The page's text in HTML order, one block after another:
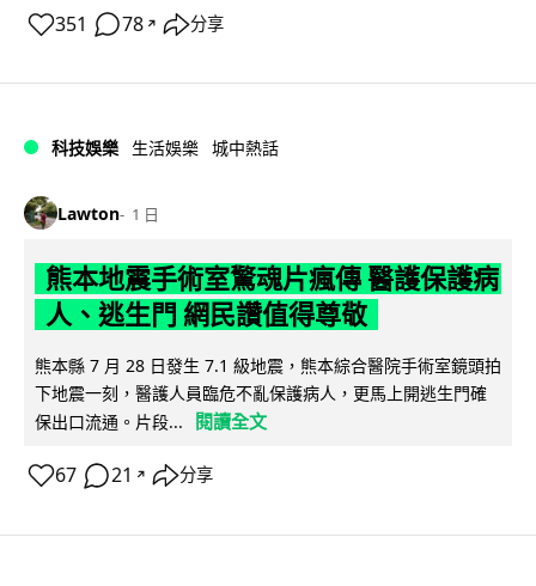
351 78 ↗ 分享
科技娛樂 生活娛樂 城中熱話
Lawton 1 日
熊本地震手術室驚魂片瘋傳 醫護保護病
人、逃生門 網民讚值得尊敬
熊本縣 7 月 28 日發生 7.1 級地震，熊本綜合醫院手術室鏡頭拍
下地震一刻，醫護人員臨危不亂保護病人，更馬上開逃生門確
保出口流通。片段...
閱讀全文
67 21 ↗ 分享